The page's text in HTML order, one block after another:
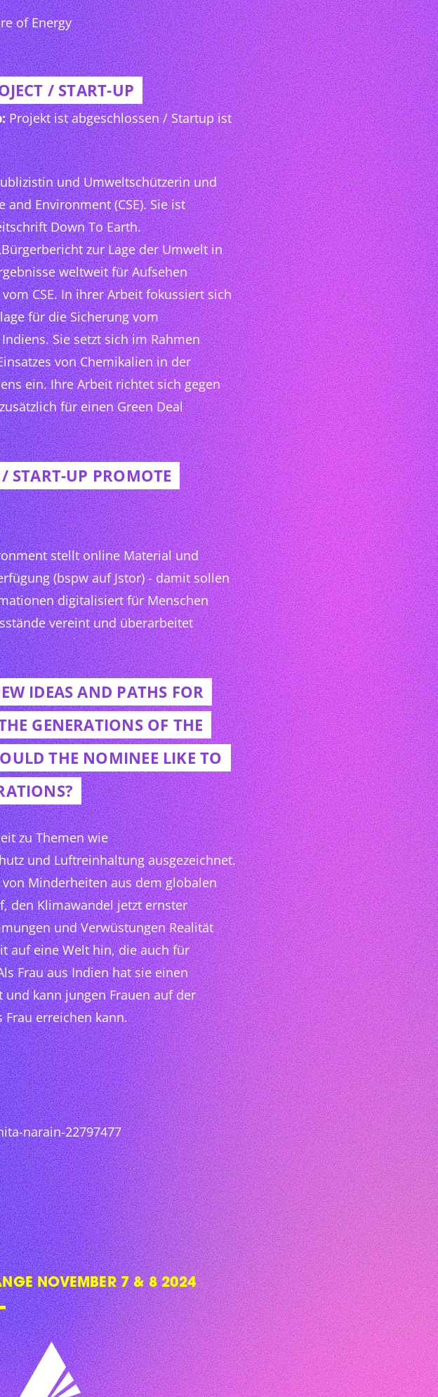
of Energy
/ START-UP
Projekt ist abgeschlossen / Startup ist
und Umweltschützerin und
Environment (CSE). Sie ist
Down To Earth.
zur Lage der Umwelt in
weltweit für Aufsehen
CSE. In ihrer Arbeit fokussiert sich
für die Sicherung vom
Sie setzt sich im Rahmen
von Chemikalien in der
ein. Ihre Arbeit richtet sich gegen
für einen Green Deal
START-UP PROMOTE
stellt online Material und
(bspw auf Jstor) - damit sollen
digitalisiert für Menschen
vereint und überarbeitet
IDEAS AND PATHS FOR
GENERATIONS OF THE
THE NOMINEE LIKE TO
zu Themen wie
und Luftreinhaltung ausgezeichnet.
Minderheiten aus dem globalen
den Klimawandel jetzt ernster
und Verwüstungen Realität
auf eine Welt hin, die auch für
Frau aus Indien hat sie einen
kann jungen Frauen auf der
Frau erreichen kann.
narain-22797477
NOVEMBER 7 & 8 2024